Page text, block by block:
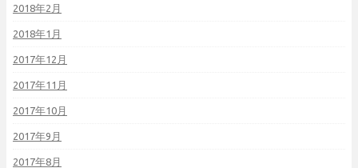
2018年2月
2018年1月
2017年12月
2017年11月
2017年10月
2017年9月
2017年8月